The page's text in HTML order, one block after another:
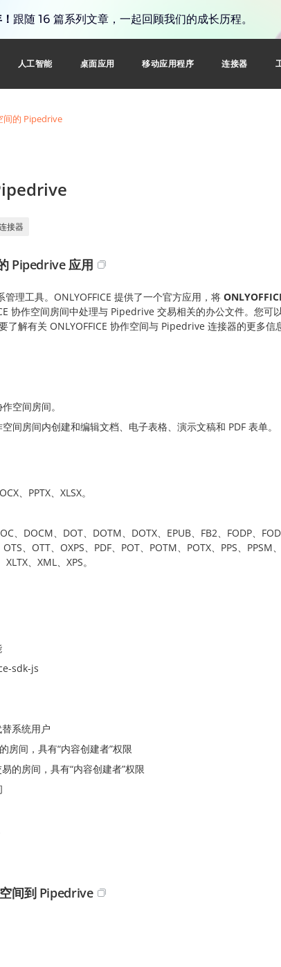
跟随 16 篇系列文章，一起回顾我们的成长历程。
人工智能 桌面应用 移动应用程序 连接器
间的 Pipedrive
接器
Pipedrive 应用
管理工具。ONLYOFFICE 提供了一个官方应用，将
协作空间房间中处理与 Pipedrive 交易相关的办公文件。您可
了解有关 ONLYOFFICE 协作空间与 Pipedrive 连接器的更多信
空间房间。
间房间内创建和编辑文档、电子表格、演示文稿和 PDF 表单。
、PPTX、XLSX。
、DOCM、DOT、DOTM、DOTX、EPUB、FB2、FODP、
、OTT、OXPS、PDF、POT、POTM、POTX、PPS、PPSM、
、XML、XPS。
sdk-js
系统用户
房间，具有“内容创建者”权限
的房间，具有“内容创建者”权限
间到 Pipedrive